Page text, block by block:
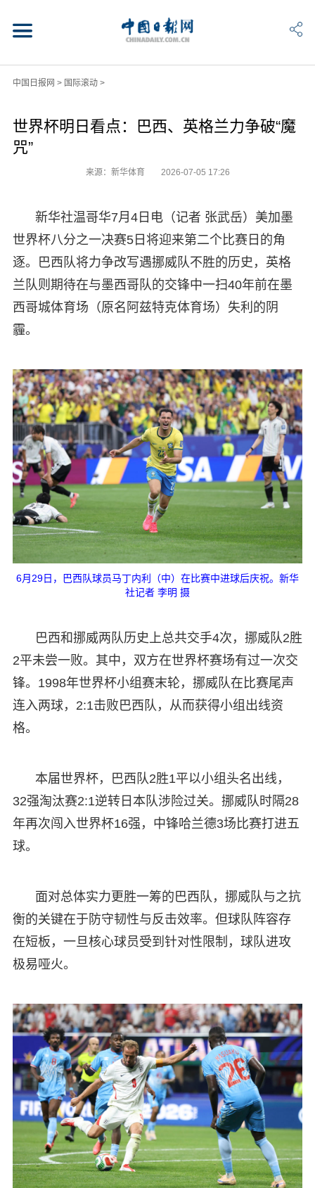
中国日报网 > 国际滚动>
世界杯明日看点：巴西、英格兰力争破“魔
咒”
来源：新华体育 2026-07-05 17:26
新华社温哥华7月4日电（记者 张武岳）美加墨
世界杯八分之一决赛5日将迎来第二个比赛日的角
逐。巴西队将力争改写遇挪威队不胜的历史，英格
兰队则期待在与墨西哥队的交锋中一扫40年前在墨
西哥城体育场（原名阿兹特克体育场）失利的阴
霾。
6月29日，巴西队球员马丁内利（中）在比赛中进球后庆祝。新华
社记者 李明 摄
巴西和挪威两队历史上总共交手4次，挪威队2胜
2平未尝一败。其中，双方在世界杯赛场有过一次交
锋。1998年世界杯小组赛末轮，挪威队在比赛尾声
连入两球，2:1击败巴西队，从而获得小组出线资
格。
本届世界杯，巴西队2胜1平以小组头名出线，
32强淘汰赛2:1逆转日本队涉险过关。挪威队时隔28
年再次闯入世界杯16强，中锋哈兰德3场比赛打进五
球。
面对总体实力更胜一筹的巴西队，挪威队与之抗
衡的关键在于防守韧性与反击效率。但球队阵容存
在短板，一旦核心球员受到针对性限制，球队进攻
极易哑火。